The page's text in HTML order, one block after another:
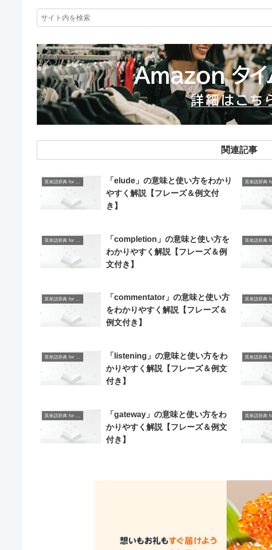
関連記事
「elude」の意味と使い方をわかり
やすく解説【フレーズ＆例文付
き】
「completion」の意味と使い方を
わかりやすく解説【フレーズ＆例
文付き】
「commentator」の意味と使い方
をわかりやすく解説【フレーズ＆
例文付き】
英単語辞典 for Beginners
「listening」の意味と使い方をわ
かりやすく解説【フレーズ＆例文
付き】
英単語辞典 for Beginners
「gateway」の意味と使い方をわ
かりやすく解説【フレーズ＆例文
付き】